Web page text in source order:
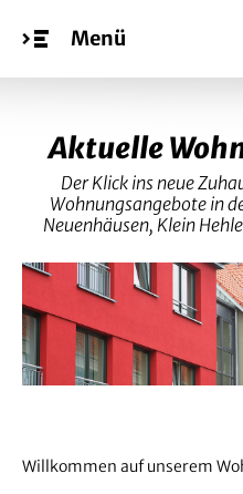
Menü
Aktuelle
Der Klick ins neue
Wohnungsangebote in
Neuenhäusen, Klein
Willkommen auf unserem